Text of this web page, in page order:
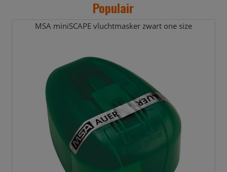
Populair
MSA miniSCAPE vluchtmasker zwart one size